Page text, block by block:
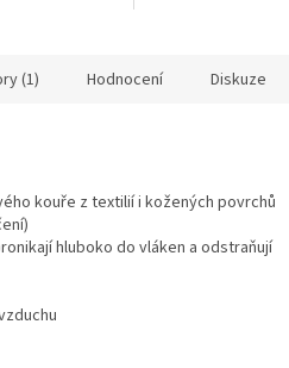
(1) Hodnocení Diskuze
kouře z textilií i kožených povrchů
hluboko do vláken a odstraňují